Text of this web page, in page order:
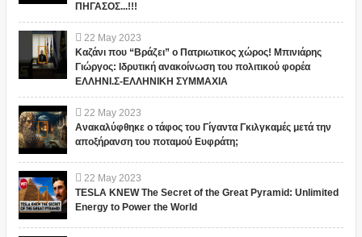
ΠΗΓΑΣΟΣ...!!!
22 May 2023
Καζάνι που “Βράζει” ο Πατριωτικος χώρος! Μπινιάρης
Γιώργος: Ιδρυτική ανακοίνωση του πολιτικού φορέα
ΕΛΛΗΝΙ.Σ-ΕΛΛΗΝΙΚΗ ΣΥΜΜΑΧΙΑ
22 May 2023
Ανακαλύφθηκε ο τάφος του Γίγαντα Γκιλγκαμές μετά την
αποξήρανση του ποταμού Ευφράτη;
22 May 2023
TESLA KNEW The Secret of the Great Pyramid: Unlimited
Energy to Power the World